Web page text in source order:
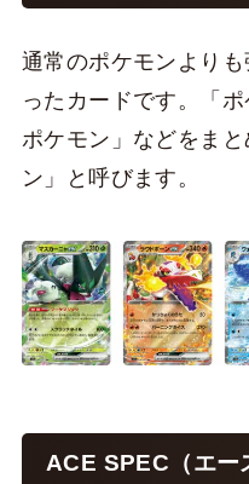
通常のポケモンより
ったカードです。「
ポケモン」などをま
ン」と呼びます。
ACE SPEC（エー